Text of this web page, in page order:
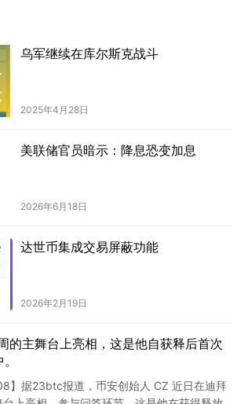
乌军继续在库尔斯克战斗
2025年4月28日
美联储官员暗示：降息恐变加息
2026年6月18日
达世币集成交易屏蔽功能
2026年2月19日
的主舞台上亮相，这是他自获释后首次
】据23btc报道，币安创始人 CZ 近日在迪拜